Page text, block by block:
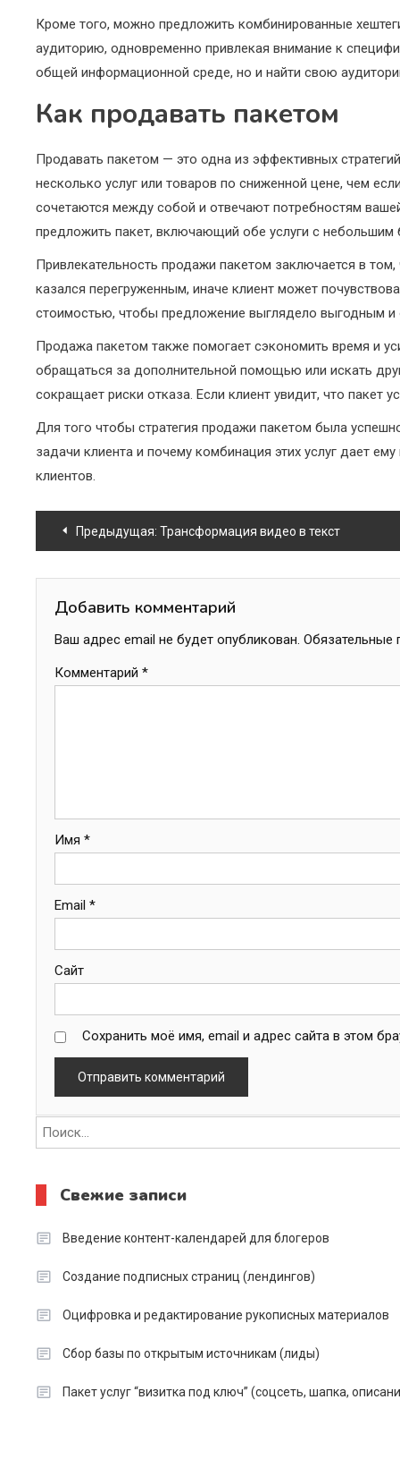
Кроме того, можно предложить комбинированные
аудиторию, одновременно привлекая внимание к
общей информационной среде, но и найти свою
Как продавать пакетом
Продавать пакетом — это одна из эффективных
несколько услуг или товаров по сниженной цене, чем
сочетаются между собой и отвечают потребностям
предложить пакет, включающий обе услуги с небольшим
Привлекательность продажи пакетом заключается в
казался перегруженным, иначе клиент может
стоимостью, чтобы предложение выглядело выгодным
Продажа пакетом также помогает сэкономить время и
обращаться за дополнительной помощью или искать
сокращает риски отказа. Если клиент увидит, что пакет
Для того чтобы стратегия продажи пакетом была
задачи клиента и почему комбинация этих услуг дает
клиентов.
Навигация
по
записям
Предыдущая: Трансформация видео в текст
Добавить комментарий
Ваш адрес email не будет опубликован.
Комментарий *
Имя *
Email *
Сайт
Сохранить моё имя, email и адрес сайта в этом
Свежие записи
Введение контент-календарей для блогеров
Создание подписных страниц (лендингов)
Оцифровка и редактирование рукописных материалов
Сбор базы по открытым источникам (лиды)
Пакет услуг “визитка под ключ” (соцсеть, шапка,